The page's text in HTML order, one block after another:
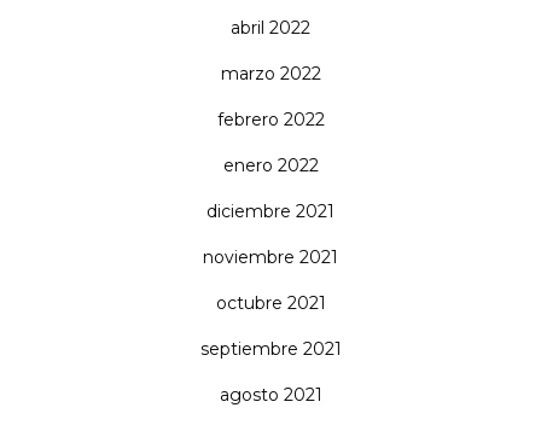
abril 2022
marzo 2022
febrero 2022
enero 2022
diciembre 2021
noviembre 2021
octubre 2021
septiembre 2021
agosto 2021